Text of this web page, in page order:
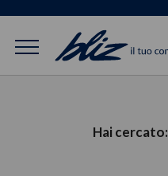
Hai cercato: